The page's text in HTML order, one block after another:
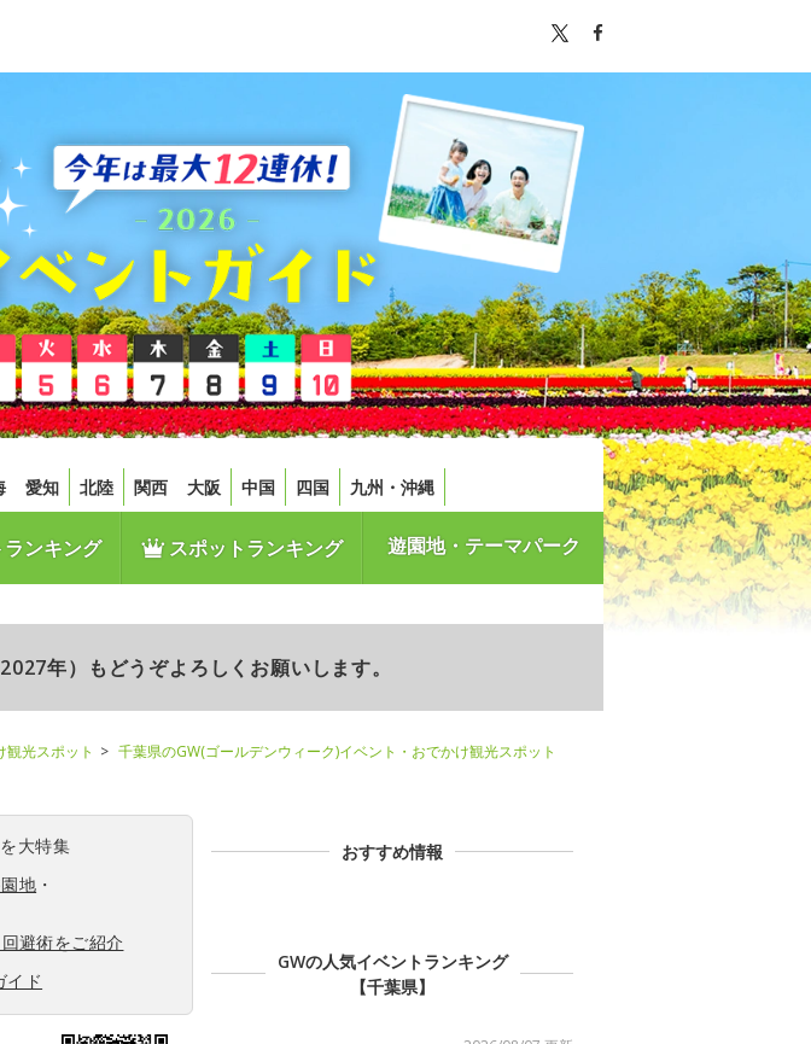
愛知 北陸 関西 大阪 中国 四国 九州・沖縄
ンキング スポットランキング 遊園地・テーマパーク
年）もどうぞよろしくお願いします。
光スポット
千葉県のGW(ゴールデンウィーク)イベント・おでかけ観光スポット
大特集
地 ・
避術をご紹介
イド
おすすめ情報
GWの人気イベントランキング
【千葉県】